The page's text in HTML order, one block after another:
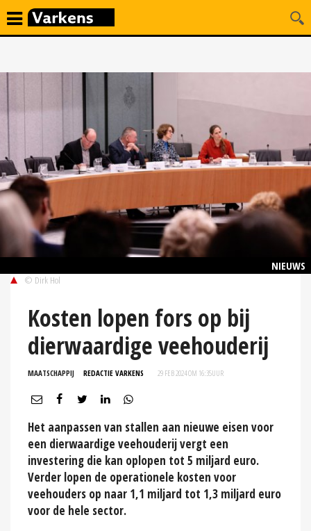
NIEUWS
© Dirk Hol
Kosten lopen fors op bij
dierwaardige veehouderij
MAATSCHAPPIJ REDACTIE VARKENS 29 FEB 2024 OM 16:35UUR
Het aanpassen van stallen aan nieuwe eisen voor
een dierwaardige veehouderij vergt een
investering die kan oplopen tot 5 miljard euro.
Verder lopen de operationele kosten voor
veehouders op naar 1,1 miljard tot 1,3 miljard euro
voor de hele sector.